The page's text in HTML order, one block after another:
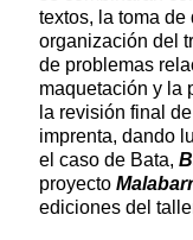
textos, la toma
organización del
de problemas
maquetación y la
la revisión final
imprenta, dando
el caso de Bata,
proyecto
ediciones del